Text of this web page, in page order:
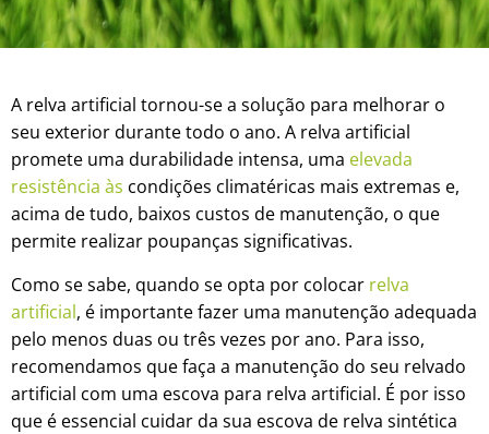
A relva artificial tornou-se a solução para melhorar o
seu exterior durante todo o ano. A relva artificial
promete uma durabilidade intensa, uma elevada
resistência às condições climatéricas mais extremas e,
acima de tudo, baixos custos de manutenção, o que
permite realizar poupanças significativas.
Como se sabe, quando se opta por colocar relva
artificial, é importante fazer uma manutenção adequada
pelo menos duas ou três vezes por ano. Para isso,
recomendamos que faça a manutenção do seu relvado
artificial com uma escova para relva artificial. É por isso
que é essencial cuidar da sua escova de relva sintética